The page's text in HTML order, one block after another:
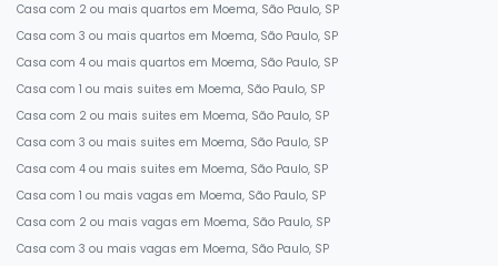
Casa com 2 ou mais quartos em Moema, São Paulo, SP
Casa com 3 ou mais quartos em Moema, São Paulo, SP
Casa com 4 ou mais quartos em Moema, São Paulo, SP
Casa com 1 ou mais suites em Moema, São Paulo, SP
Casa com 2 ou mais suites em Moema, São Paulo, SP
Casa com 3 ou mais suites em Moema, São Paulo, SP
Casa com 4 ou mais suites em Moema, São Paulo, SP
Casa com 1 ou mais vagas em Moema, São Paulo, SP
Casa com 2 ou mais vagas em Moema, São Paulo, SP
Casa com 3 ou mais vagas em Moema, São Paulo, SP